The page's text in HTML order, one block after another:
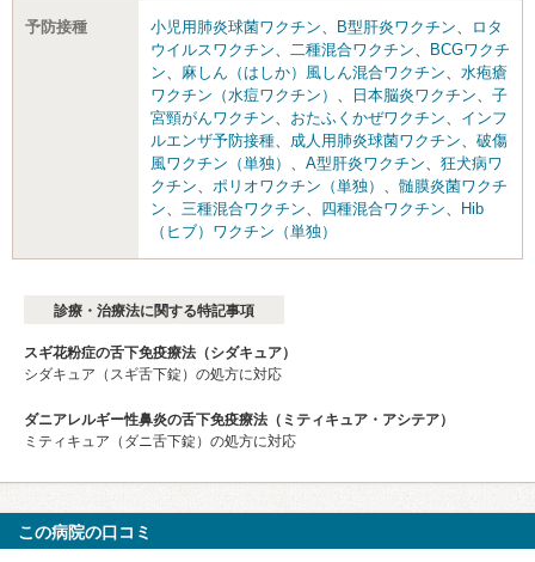
予防接種 小児用肺炎球菌ワクチン B型肝炎ワクチン
ロタ
ウイルスワクチン
二種混合ワクチン
BCGワクチ
ン
麻しん（はしか）風しん混合ワクチン
水疱瘡
ワクチン（水痘ワクチン）
日本脳炎ワクチン
子
宮頸がんワクチン
おたふくかぜワクチン
インフ
ルエンザ予防接種
成人用肺炎球菌ワクチン
破傷
風ワクチン（単独）
A型肝炎ワクチン
狂犬病ワ
クチン
ポリオワクチン（単独）
髄膜炎菌ワクチ
ン
三種混合ワクチン 四種混合ワクチン
Hib
（ヒブ）ワクチン（単独）
診療・治療法に関する特記事項
スギ花粉症の舌下免疫療法（シダキュア）
シダキュア（スギ舌下錠）の処方に対応
ダニアレルギー性鼻炎の舌下免疫療法（ミティキュア・アシテア）
ミティキュア（ダニ舌下錠）の処方に対応
この病院の口コミ